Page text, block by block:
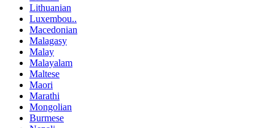
Lithuanian
Luxembou..
Macedonian
Malagasy
Malay
Malayalam
Maltese
Maori
Marathi
Mongolian
Burmese